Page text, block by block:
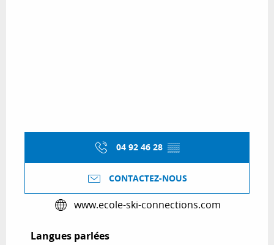
04 92 46 28 ▒▒
CONTACTEZ-NOUS
www.ecole-ski-connections.com
Langues parlées
Langues parlées